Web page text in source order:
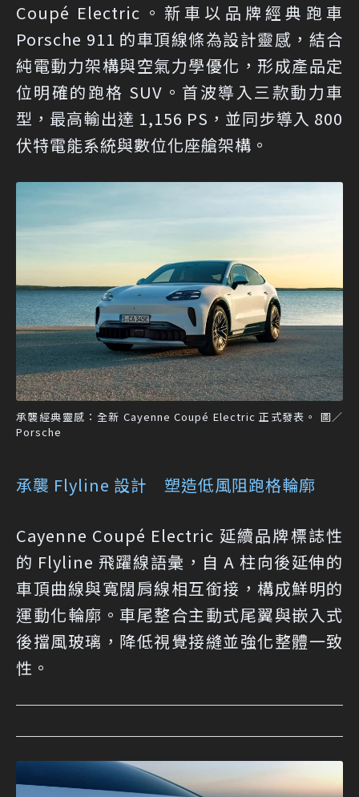
Coupé Electric。新車以品牌經典跑車
Porsche 911 的車頂線條為設計靈感，結合
純電動力架構與空氣力學優化，形成產品定
位明確的跑格 SUV。首波導入三款動力車
型，最高輸出達 1,156 PS，並同步導入 800
伏特電能系統與數位化座艙架構。
承襲經典靈感：全新 Cayenne Coupé Electric 正式發表。 圖／
Porsche
承襲 Flyline 設計 塑造低風阻跑格輪廓
Cayenne Coupé Electric 延續品牌標誌性
的 Flyline 飛躍線語彙，自 A 柱向後延伸的
車頂曲線與寬闊肩線相互銜接，構成鮮明的
運動化輪廓。車尾整合主動式尾翼與嵌入式
後擋風玻璃，降低視覺接縫並強化整體一致
性。